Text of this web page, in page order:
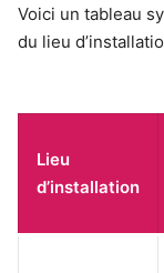
Voici un tableau
du lieu
Lieu
d’installation